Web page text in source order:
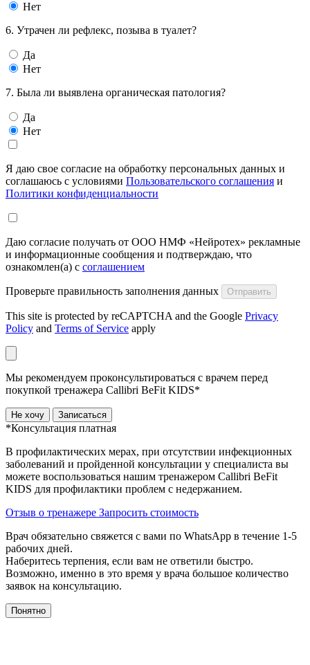
Нет
6. Утрачен ли рефлекс, позыва в туалет?
Да
Нет
7. Была ли выявлена органическая патология?
Да
Нет
Я даю свое согласие на обработку персональных данных и
соглашаюсь с условиями Пользовательского соглашения и
Политики конфиденциальности
Даю согласие получать от ООО НМФ «Нейротех» рекламные
и информационные сообщения и подтверждаю, что
ознакомлен(а) с соглашением
Проверьте правильность заполнения данных Отправить
This site is protected by reCAPTCHA and the Google Privacy
Policy and Terms of Service apply
Мы рекомендуем проконсультироваться с врачем перед
покупкой тренажера Callibri BeFit KIDS*
Не хочу Записаться
*Консультация платная
В профилактических мерах, при отсутствии инфекционных
заболеваний и пройденной консультации у специалиста вы
можете воспользоваться нашим тренажером Сallibri BeFit
KIDS для профилактики проблем с недержанием.
Отзыв о тренажере Запросить стоимость
Врач обязательно свяжется с вами по WhatsApp в течение 1-5
рабочих дней.
Наберитесь терпения, если вам не ответили быстро.
Возможно, именно в это время у врача большое количество
заявок на консультацию.
Понятно